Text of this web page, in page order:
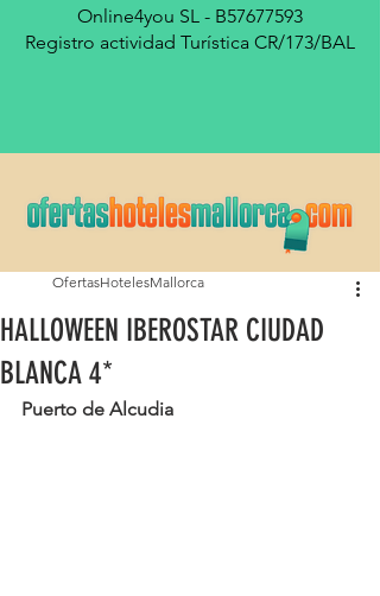
Online4you SL - B57677593
Registro actividad Turística CR/173/BAL
HALLOWEEN IBEROSTAR CIUDAD
BLANCA 4*
OfertasHotelesMallorca
Puerto de Alcudia